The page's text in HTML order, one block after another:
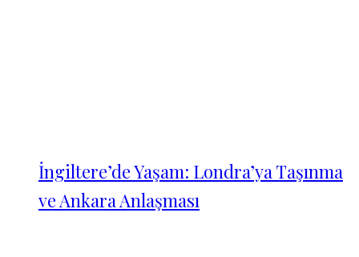
İngiltere’de Yaşam: Londra’ya Taşınma
ve Ankara Anlaşması